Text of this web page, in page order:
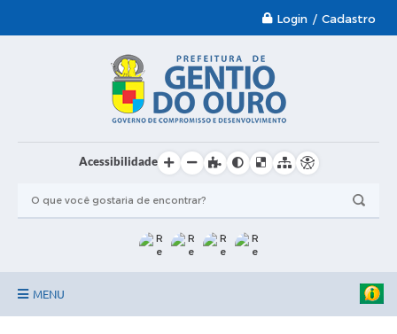
Login / Cadastro
Acessibilidade
MENU